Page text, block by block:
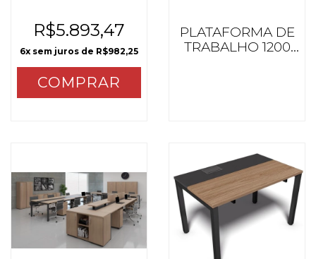
R$5.893,47
6x sem juros de R$982,25
COMPRAR
PLATAFORMA DE
TRABALHO 1200